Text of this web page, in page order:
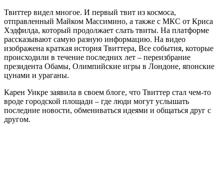
Твиттер видел многое. И первый твит из космоса,
отправленный Майком Массимино, а также с МКС от Криса
Хэдфилда, который продолжает слать твиты. На платформе
рассказывают самую разную информацию. На видео
изображена краткая история Твиттера, Все события, которые
происходили в течение последних лет – переизбрание
президента Обамы, Олимпийские игры в Лондоне, японские
цунами и ураганы.
Карен Уикре заявила в своем блоге, что Твиттер стал чем-то
вроде городской площади – где люди могут услышать
последние новости, обмениваться идеями и общаться друг с
другом.